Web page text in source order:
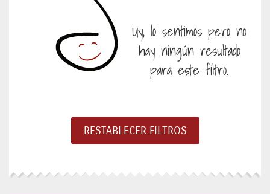
Uy, lo sentimos pero no
hay ningún resultado
para este filtro.